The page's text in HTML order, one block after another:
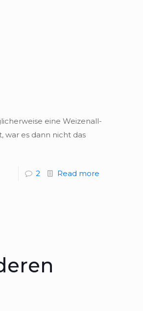
eine Wei­zen­all­
war es dann nicht das
2 Read more